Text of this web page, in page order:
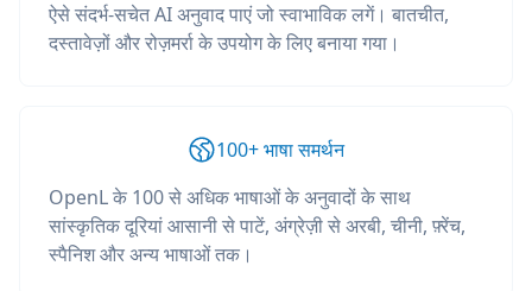
ऐसे संदर्भ-सचेत AI अनुवाद पाएं जो स्वाभाविक लगें। बातचीत,
दस्तावेज़ों और रोज़मर्रा के उपयोग के लिए बनाया गया।
100+ भाषा समर्थन
OpenL के 100 से अधिक भाषाओं के अनुवादों के साथ
सांस्कृतिक दूरियां आसानी से पाटें, अंग्रेज़ी से अरबी, चीनी, फ़्रेंच,
स्पैनिश और अन्य भाषाओं तक।